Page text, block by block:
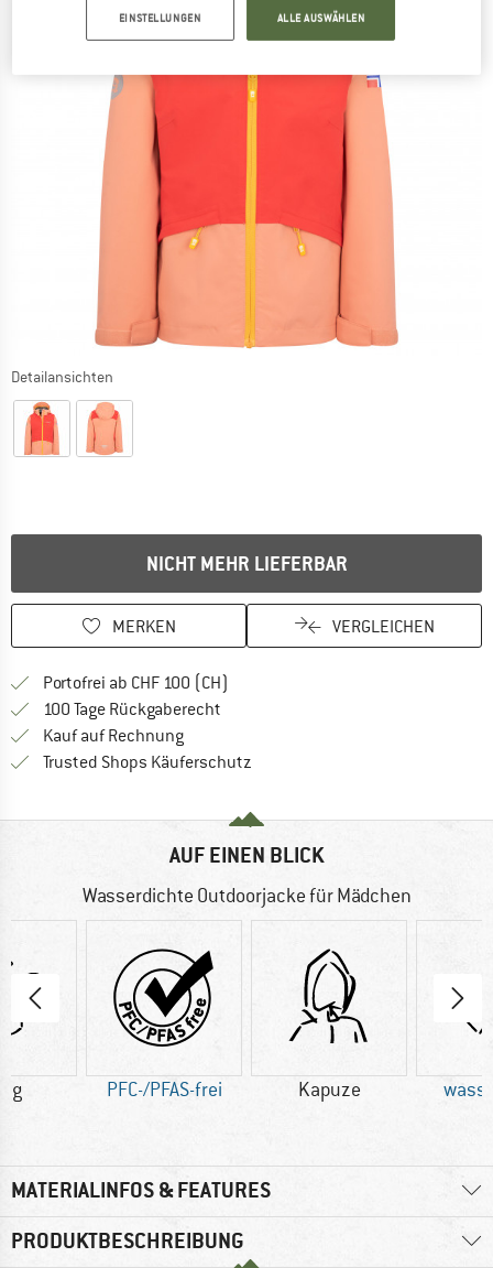
Detailansichten
NICHT MEHR LIEFERBAR
MERKEN VERGLEICHEN
Portofrei ab CHF 100 (CH)
100 Tage Rückgaberecht
Kauf auf RechnungFinde die Zahlungs-Infos hier! Öffnet
Trusted Shops Käuferschutz
AUF EINEN BLICK
Wasserdichte Outdoorjacke für Mädchen
g PFC-/PFAS-frei Kapuze
MATERIALINFOS & FEATURES
PRODUKTBESCHREIBUNG
EINSTELLUNGEN ALLE AUSWÄHLEN